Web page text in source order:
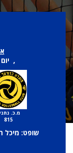
, יום יום
מ.כ.
815
שופט: מיכל